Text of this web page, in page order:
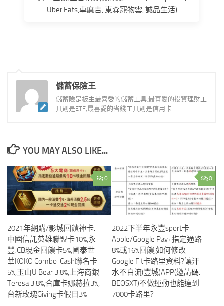
Uber Eats,車麻吉, 東森寵物雲, 誠品生活)
儲蓄保險王
儲蓄險是板主最喜愛的儲蓄工具,最喜愛的投資理財工
具則是ETF,最喜愛的省錢工具則是信用卡
YOU MAY ALSO LIKE...
0
2021年網購/影城回饋神卡:
中國信託英雄聯盟卡10%,永
豐JCB現金回饋卡5%,國泰世
華KOKO Combo iCash聯名卡
5%,玉山U Bear 3.8%,上海商銀
Teresa 3.8%,合庫卡娜赫拉3%,
台新玫瑰Giving卡假日3%
0
2022下半年永豐sport卡:
Apple/Google Pay+指定通路
8%或16%回饋,如何修改
Google Fit卡路里資料?讓汗
水不白流(豐城)APP(邀請碼:
BEOSXT)不做運動也能達到
7000卡路里?